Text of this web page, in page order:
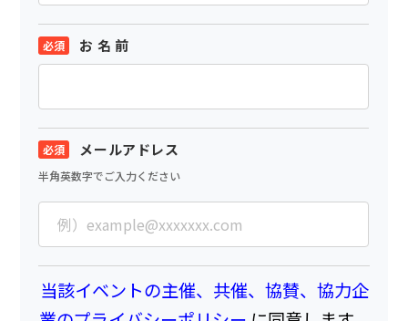
お 名 前
メールアドレス
半角英数字でご入力ください
当該イベントの主催、共催、協賛、協力企